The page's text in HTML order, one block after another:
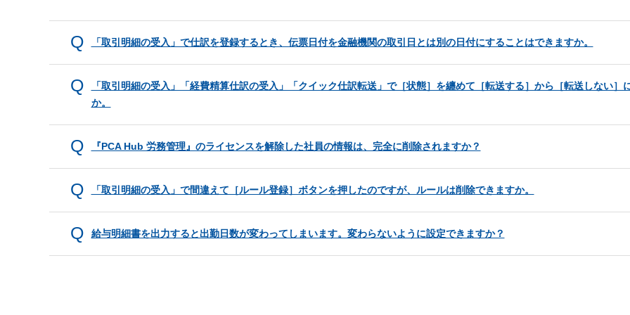
「取引明細の受入」で仕訳を登録するとき、伝票日付を金融機関の取引日とは別の日付にすることはできますか。
「取引明細の受入」「経費精算仕訳の受入」「クイック仕訳転送」で［状態］を纏めて［転送する］から［転送しない］
か。
『PCA Hub 労務管理』のライセンスを解除した社員の情報は、完全に削除されますか？
「取引明細の受入」で間違えて［ルール登録］ボタンを押したのですが、ルールは削除できますか。
給与明細書を出力すると出勤日数が変わってしまいます。変わらないように設定できますか？